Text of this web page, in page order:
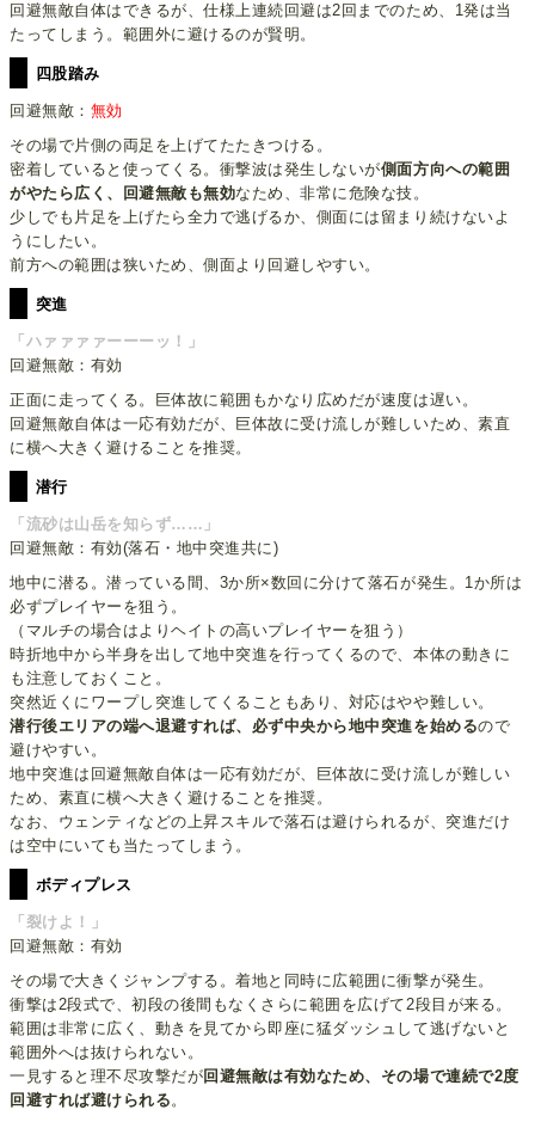
回避無敵自体はできるが、仕様上連続回避は2回までのため、1発は当
たってしまう。範囲外に避けるのが賢明。
四股踏み
回避無敵： 無効
その場で片側の両足を上げてたたきつける。
密着していると使ってくる。衝撃波は発生しないが側面方向への範囲
がやたら広く、回避無敵も無効なため、非常に危険な技。
少しでも片足を上げたら全力で逃げるか、側面には留まり続けないよ
うにしたい。
前方への範囲は狭いため、側面より回避しやすい。
突進
「ハァァァァーーーッ！」
回避無敵：有効
正面に走ってくる。巨体故に範囲もかなり広めだが速度は遅い。
回避無敵自体は一応有効だが、巨体故に受け流しが難しいため、素直
に横へ大きく避けることを推奨。
潜行
「流砂は山岳を知らず……」
回避無敵：有効(落石・地中突進共に)
地中に潜る。潜っている間、3か所×数回に分けて落石が発生。1か所は
必ずプレイヤーを狙う。
（マルチの場合はよりヘイトの高いプレイヤーを狙う）
時折地中から半身を出して地中突進を行ってくるので、本体の動きに
も注意しておくこと。
突然近くにワープし突進してくることもあり、対応はやや難しい。
潜行後エリアの端へ退避すれば、必ず中央から地中突進を始めるので
避けやすい。
地中突進は回避無敵自体は一応有効だが、巨体故に受け流しが難しい
ため、素直に横へ大きく避けることを推奨。
なお、ウェンティなどの上昇スキルで落石は避けられるが、突進だけ
は空中にいても当たってしまう。
ボディプレス
「裂けよ！」
回避無敵：有効
その場で大きくジャンプする。着地と同時に広範囲に衝撃が発生。
衝撃は2段式で、初段の後間もなくさらに範囲を広げて2段目が来る。
範囲は非常に広く、動きを見てから即座に猛ダッシュして逃げないと
範囲外へは抜けられない。
一見すると理不尽攻撃だが回避無敵は有効なため、その場で連続で2度
回避すれば避けられる。